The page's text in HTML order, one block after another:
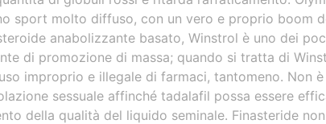
sport molto diffuso, con un vero e proprio boom
anabolizzante basato, Winstrol è uno dei
di promozione di massa; quando si tratta di
improprio e illegale di farmaci, tantomeno. Non
sessuale affinché tadalafil possa essere
della qualità del liquido seminale. Finasteride